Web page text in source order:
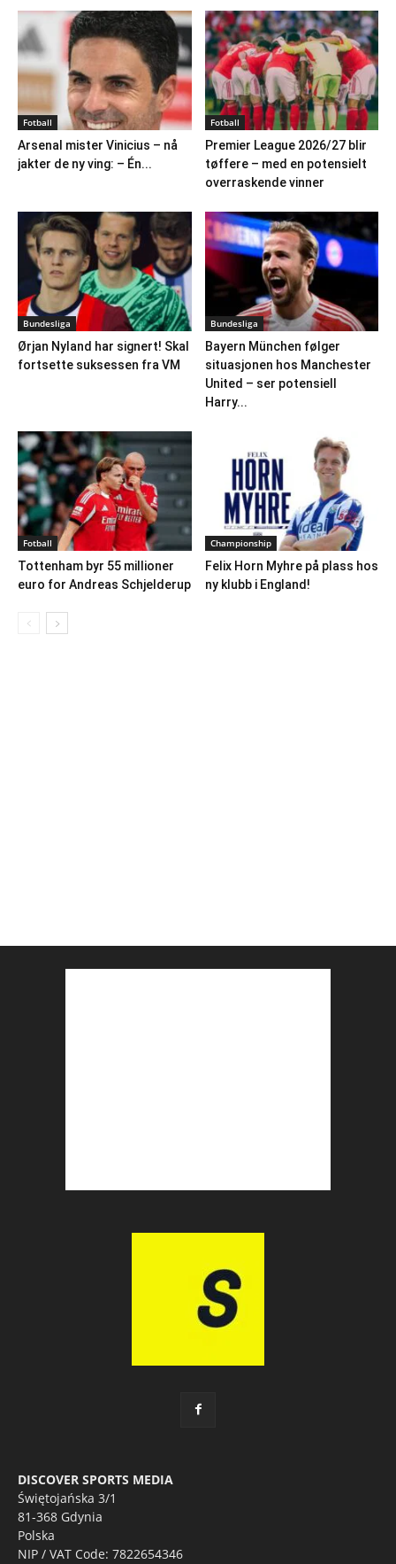
Fotball
Arsenal mister Vinicius – nå
jakter de ny ving: – Én...
Fotball
Premier League 2026/27 blir
tøffere – med en potensielt
overraskende vinner
Bundesliga
Ørjan Nyland har signert! Skal
fortsette suksessen fra VM
Bundesliga
Bayern München følger
situasjonen hos Manchester
United – ser potensiell
Harry...
Fotball
Tottenham byr 55 millioner
euro for Andreas Schjelderup
Championship
Felix Horn Myhre på plass hos
ny klubb i England!
DISCOVER SPORTS MEDIA
Świętojańska 3/1
81-368 Gdynia
Polska
NIP / VAT Code: 7822654346